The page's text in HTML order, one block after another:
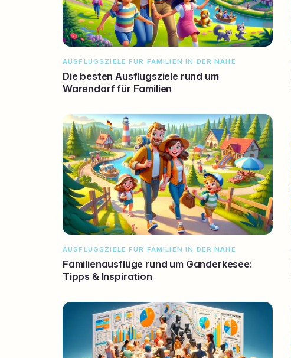
AUSFLUGSZIELE FÜR FAMILIEN IN DER NÄHE
Die besten Ausflugsziele rund um
Warendorf für Familien
AUSFLUGSZIELE FÜR FAMILIEN IN DER NÄHE
Familienausflüge rund um Ganderkesee:
Tipps & Inspiration